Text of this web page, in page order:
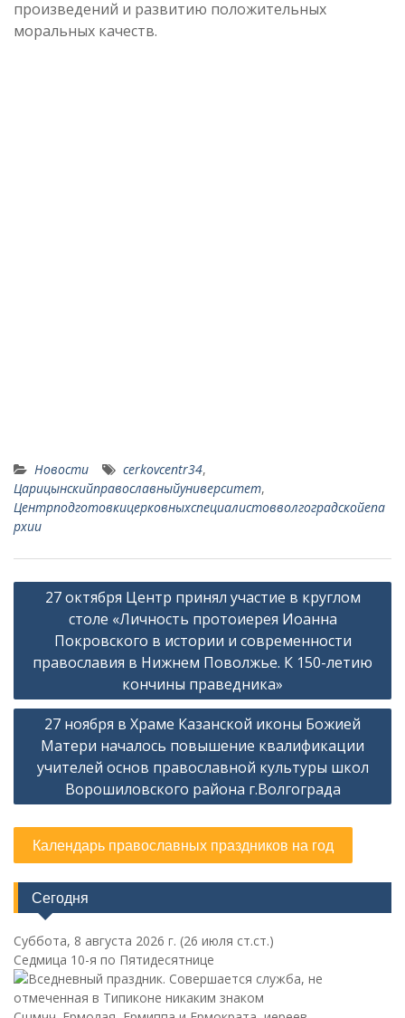
произведений и развитию положительных
моральных качеств.
Новости cerkovcentr34,
Царицынскийправославныйуниверситет,
Центрподготовкицерковныхспециалистовволгоградскойепа
рхии
Навигация
записям
27 октября Центр принял участие в круглом
столе «Личность протоиерея Иоанна
Покровского в истории и современности
православия в Нижнем Поволжье. К 150-летию
кончины праведника»
27 ноября в Храме Казанской иконы Божией
Матери началось повышение квалификации
учителей основ православной культуры школ
Ворошиловского района г.Волгограда
Календарь православных праздников на год
Сегодня
Суббота, 8 августа 2026 г. (26 июля ст.ст.)
Седмица 10-я по Пятидесятнице